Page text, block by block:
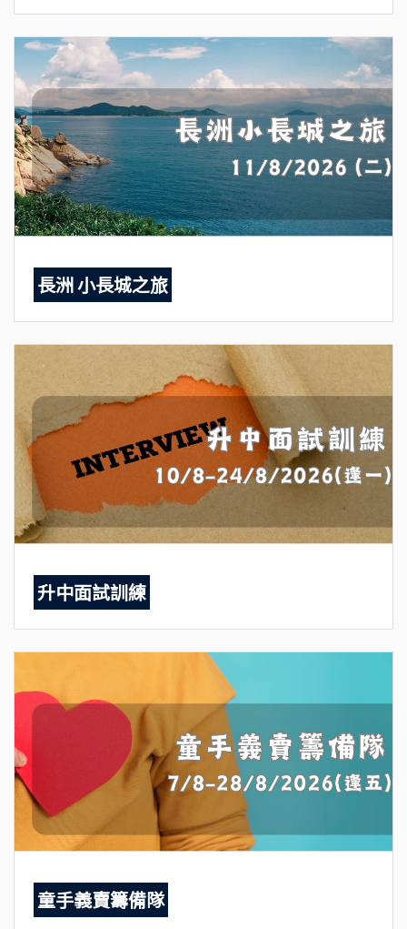
長洲 小長城之旅
升中面試訓練
童手義賣籌備隊